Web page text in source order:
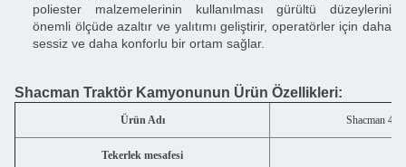
poliester malzemelerinin kullanılması gürültü düzeylerini
önemli ölçüde azaltır ve yalıtımı geliştirir, operatörler için daha
sessiz ve daha konforlu bir ortam sağlar.
Shacman Traktör Kamyonunun Ürün Özellikleri:
Ürün Adı Shacman
Tekerlek mesafesi